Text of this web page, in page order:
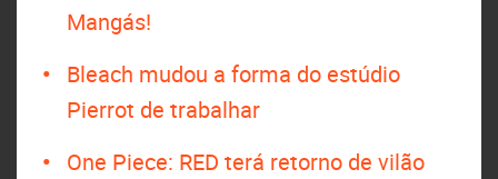
Mangás!
Bleach mudou a forma do estúdio
Pierrot de trabalhar
One Piece: RED terá retorno de vilão